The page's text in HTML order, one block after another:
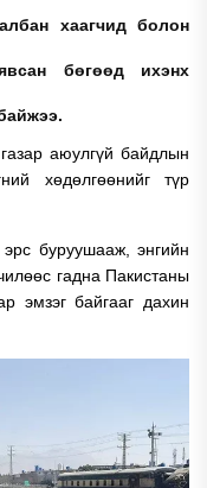
хаагчид болон
бөгөөд ихэнх
аюулгүй байдлын
хөдөлгөөнийг түр
буруушааж, энгийн
гадна Пакистаны
эмзэг байгааг дахин